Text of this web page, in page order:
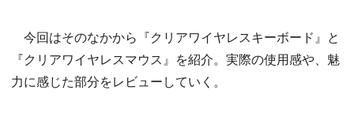
今回はそのなかから『クリアワイヤレスキーボード』と
『クリアワイヤレスマウス』を紹介。実際の使用感や、魅
力に感じた部分をレビューしていく。